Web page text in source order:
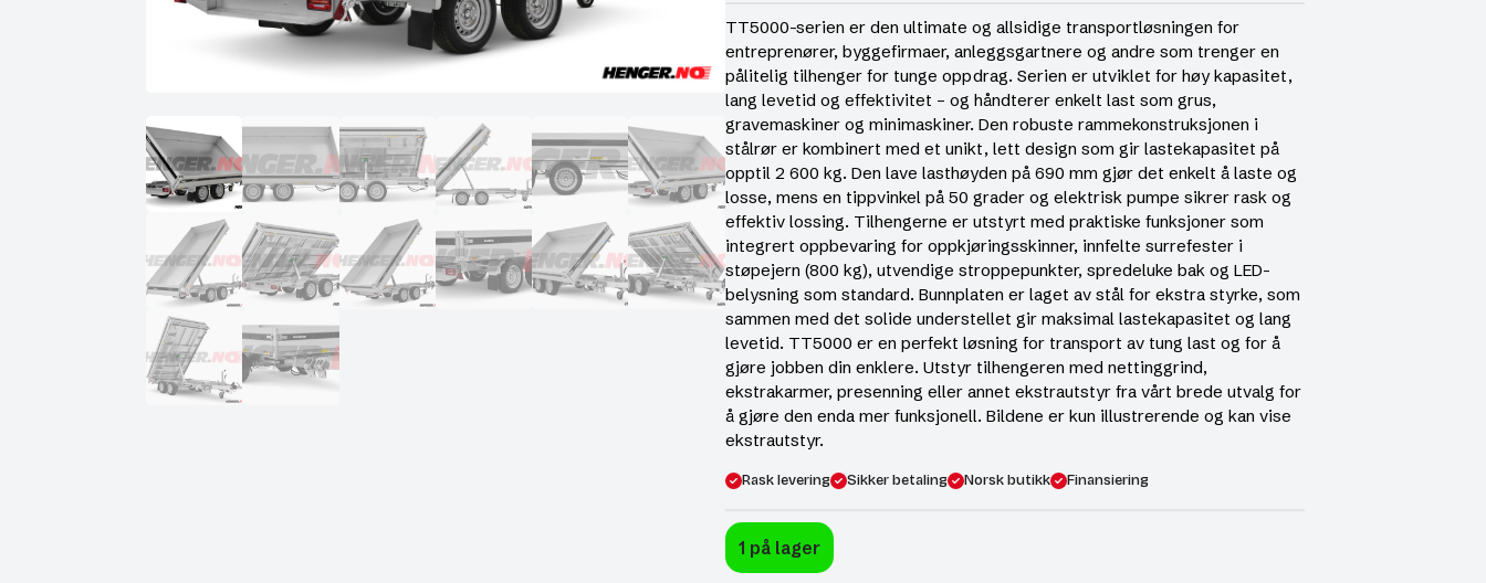
TT5000-serien er den ultimate og allsidige transportløsningen for
entreprenører, byggefirmaer, anleggsgartnere og andre som trenger en
pålitelig tilhenger for tunge oppdrag. Serien er utviklet for høy kapasitet,
lang levetid og effektivitet – og håndterer enkelt last som grus,
gravemaskiner og minimaskiner. Den robuste rammekonstruksjonen i
stålrør er kombinert med et unikt, lett design som gir lastekapasitet på
opptil 2 600 kg. Den lave lasthøyden på 690 mm gjør det enkelt å laste og
losse, mens en tippvinkel på 50 grader og elektrisk pumpe sikrer rask og
effektiv lossing. Tilhengerne er utstyrt med praktiske funksjoner som
integrert oppbevaring for oppkjøringsskinner, innfelte surrefester i
støpejern (800 kg), utvendige stroppepunkter, spredeluke bak og LED-
belysning som standard. Bunnplaten er laget av stål for ekstra styrke, som
sammen med det solide understellet gir maksimal lastekapasitet og lang
levetid. TT5000 er en perfekt løsning for transport av tung last og for å
gjøre jobben din enklere. Utstyr tilhengeren med nettinggrind,
ekstrakarmer, presenning eller annet ekstrautstyr fra vårt brede utvalg for
å gjøre den enda mer funksjonell. Bildene er kun illustrerende og kan vise
ekstrautstyr.
Rask levering Sikker betaling Norsk butikk Finansiering
1 på lager